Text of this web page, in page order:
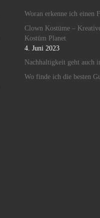
Woran erkenne ich einen
Clown Kostüme –
Kostüm Planet
4. Juni 2023
Nachhaltigkeit geht auch
Wo finde ich die besten